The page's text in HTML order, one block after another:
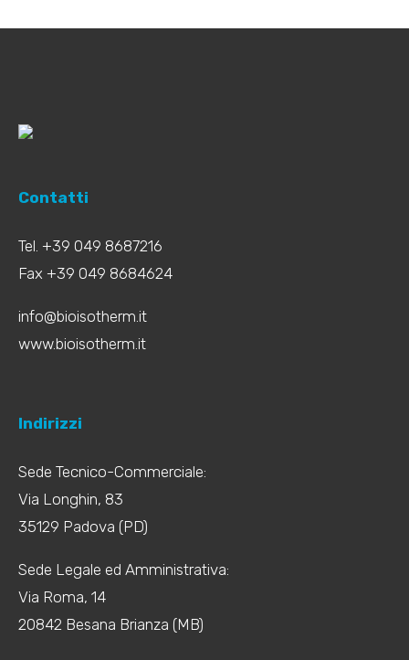
Contatti
Tel. +39 049 8687216
Fax +39 049 8684624
info@bioisotherm.it
www.bioisotherm.it
Indirizzi
Sede Tecnico-Commerciale:
Via Longhin, 83
35129 Padova (PD)
Sede Legale ed Amministrativa:
Via Roma, 14
20842 Besana Brianza (MB)